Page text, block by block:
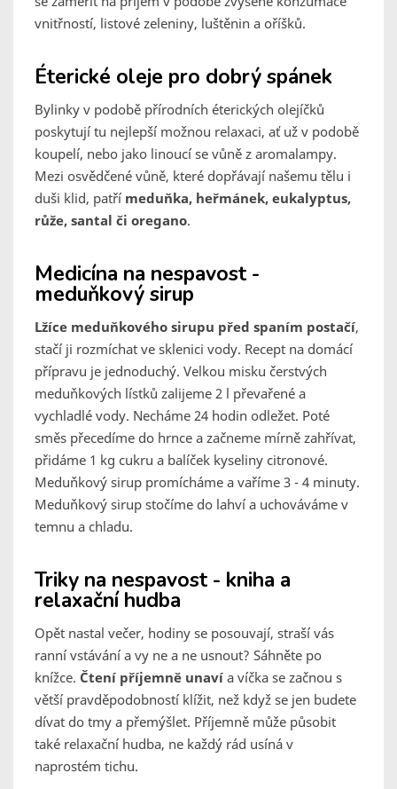
vnitřností, listové zeleniny, luštěnin a oříšků.
Éterické oleje pro dobrý spánek
Bylinky v podobě přírodních éterických olejíčků
poskytují tu nejlepší možnou relaxaci, ať už v podobě
koupelí, nebo jako linoucí se vůně z aromalampy.
Mezi osvědčené vůně, které dopřávají našemu tělu i
duši klid, patří meduňka, heřmánek, eukalyptus,
růže, santal či oregano.
Medicína na nespavost -
meduňkový sirup
Lžíce meduňkového sirupu před spaním postačí,
stačí ji rozmíchat ve sklenici vody. Recept na domácí
přípravu je jednoduchý. Velkou misku čerstvých
meduňkových lístků zalijeme 2 l převařené a
vychladlé vody. Necháme 24 hodin odležet. Poté
směs přecedíme do hrnce a začneme mírně zahřívat,
přidáme 1 kg cukru a balíček kyseliny citronové.
Meduňkový sirup promícháme a vaříme 3 - 4 minuty.
Meduňkový sirup stočíme do lahví a uchováváme v
temnu a chladu.
Triky na nespavost - kniha a
relaxační hudba
Opět nastal večer, hodiny se posouvají, straší vás
ranní vstávání a vy ne a ne usnout? Sáhněte po
knížce. Čtení příjemně unaví a víčka se začnou s
větší pravděpodobností klížit, než když se jen budete
dívat do tmy a přemýšlet. Příjemně může působit
také relaxační hudba, ne každý rád usíná v
naprostém tichu.